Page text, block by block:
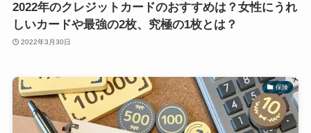
2022年のクレジットカードのおすすめは？女性にうれ
しいカードや最強の2枚、究極の1枚とは？
2022年3月30日
保険